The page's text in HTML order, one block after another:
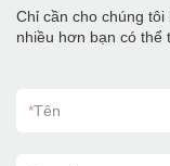
Chỉ cần cho chúng
nhiều hơn bạn có thể
*Tên